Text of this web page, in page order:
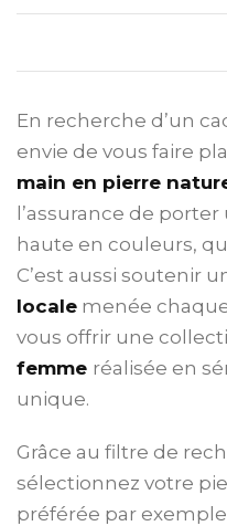
En recherche d’un
envie de vous faire
main en pierre
l’assurance de porter
haute en couleurs,
C’est aussi soutenir
locale menée
vous offrir une
femme réalisée en
unique.
Grâce au filtre de
sélectionnez votre
préférée par